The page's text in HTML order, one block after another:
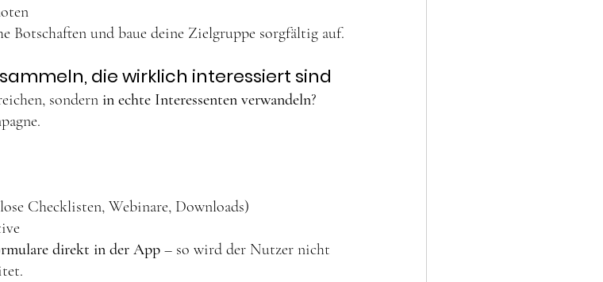
Botschaften und baue deine Zielgruppe sorgfältig auf.
die wirklich interessiert sind
sondern in echte Interessenten verwandeln?
Checklisten, Webinare, Downloads)
direkt in der App – so wird der Nutzer nicht